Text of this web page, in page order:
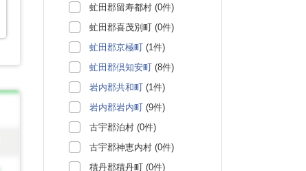
虻田郡留寿都村 (0件)
虻田郡喜茂別町 (0件)
虻田郡京極町 (1件)
虻田郡倶知安町 (8件)
岩内郡共和町 (1件)
岩内郡岩内町 (9件)
古宇郡泊村 (0件)
古宇郡神恵内村 (0件)
積丹郡積丹町 (0件)